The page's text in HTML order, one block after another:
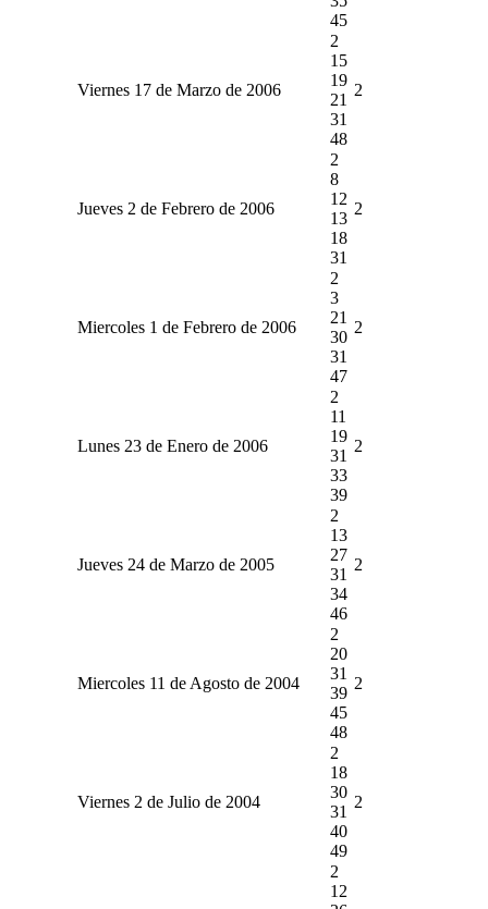
45
Viernes 17 de Marzo de 2006
2
15
19
21
31
48
2
Jueves 2 de Febrero de 2006
2
8
12
13
18
31
2
Miercoles 1 de Febrero de 2006
2
3
21
30
31
47
2
Lunes 23 de Enero de 2006
2
11
19
31
33
39
2
Jueves 24 de Marzo de 2005
2
13
27
31
34
46
2
Miercoles 11 de Agosto de 2004
2
20
31
39
45
48
2
Viernes 2 de Julio de 2004
2
18
30
31
40
49
2
2
12